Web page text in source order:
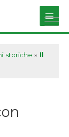
Main
storiche » Il